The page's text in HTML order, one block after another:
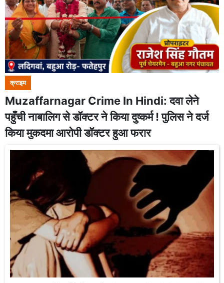
क्राइम
Muzaffarnagar Crime In Hindi: दवा लेने
पहुँची नाबालिग से डॉक्टर ने किया दुष्कर्म ! पुलिस ने दर्ज
किया मुकदमा आरोपी डॉक्टर हुआ फरार